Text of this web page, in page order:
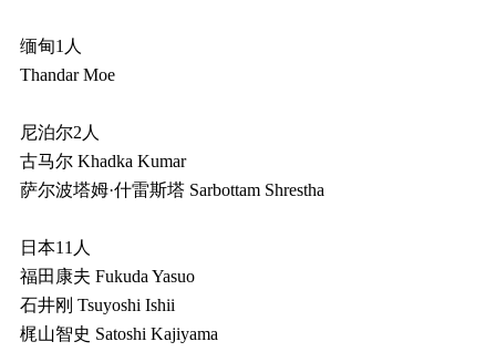
缅甸1人
Thandar Moe
尼泊尔2人
古马尔 Khadka Kumar
萨尔波塔姆·什雷斯塔 Sarbottam Shrestha
日本11人
福田康夫 Fukuda Yasuo
石井刚 Tsuyoshi Ishii
梶山智史 Satoshi Kajiyama